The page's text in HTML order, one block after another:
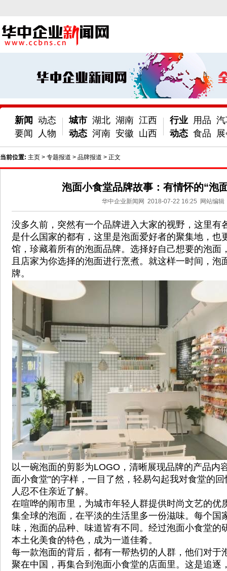
新闻
要闻
动态
人物
城市
动态
湖北 湖南 江西
河南 安徽 山西
行业
动态
用品
食品
当前位置: 主页 > 专题报道 > 品牌报道 > 正文
泡面小食堂品牌故事：有情怀的“泡
华中企业新闻网 2018-07-22 16:25 网站编辑
没多久前，突然有一个品牌进入大家的视野，这里有
是什么国家的都有，这里是泡面爱好者的聚集地，也
馆，珍藏着所有的泡面品牌。选择好自己想要的泡面
且店家为你选择的泡面进行烹煮。就这样一时间，泡
牌。
以一碗泡面的剪影为LOGO，清晰展现品牌的产品内
面小食堂”的字样，一目了然，轻易勾起我对食堂的
人忍不住亲近了解。
在喧哗的闹市里，为城市年轻人群提供时尚文艺的优
集全球的泡面，在平淡的生活里多一份滋味。每个国
味，泡面的品种、味道皆有不同。经过泡面小食堂的
本土化美食的特色，成为一道佳肴。
每一款泡面的背后，都有一帮热切的人群，他们对于
聚在中国，再集合到泡面小食堂的店面里。这是追逐